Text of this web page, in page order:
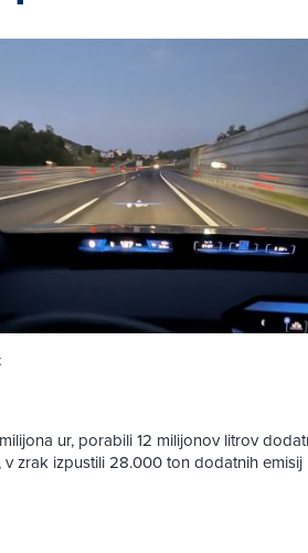
ur, porabili 12 milijonov litrov
zrak izpustili 28.000 ton dodatnih emisij